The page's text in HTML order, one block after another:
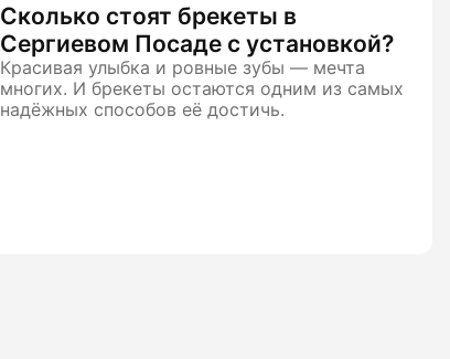
Сколько стоят брекеты в
Сергиевом Посаде с установкой?
Красивая улыбка и ровные зубы — мечта
многих. И брекеты остаются одним из самых
надёжных способов её достичь.